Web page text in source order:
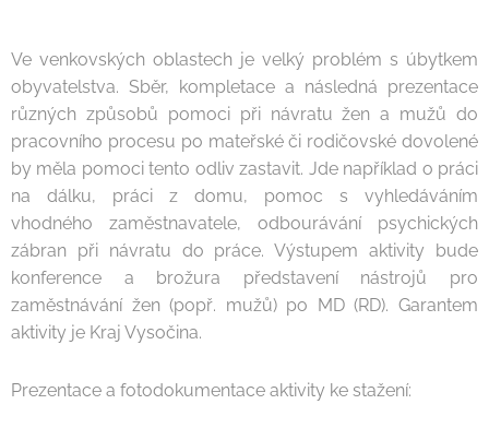
Ve venkovských oblastech je velký problém s úbytkem
obyvatelstva. Sběr, kompletace a následná prezentace
různých způsobů pomoci při návratu žen a mužů do
pracovního procesu po mateřské či rodičovské dovolené
by měla pomoci tento odliv zastavit. Jde například o práci
na dálku, práci z domu, pomoc s vyhledáváním
vhodného zaměstnavatele, odbourávání psychických
zábran při návratu do práce. Výstupem aktivity bude
konference a brožura představení nástrojů pro
zaměstnávání žen (popř. mužů) po MD (RD). Garantem
aktivity je Kraj Vysočina.
Prezentace a fotodokumentace aktivity ke stažení: